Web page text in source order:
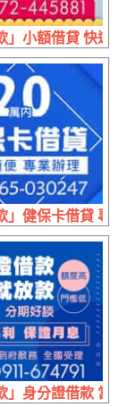
專業諮詢輕鬆繳款
」小額借貸 快速
」健保卡借貸 專
速送達 | 1~30萬
」身分證借款 當